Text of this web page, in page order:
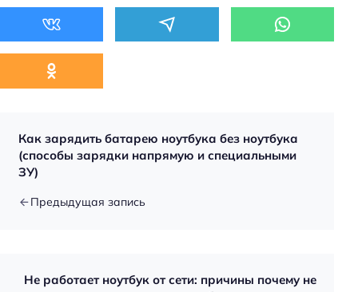
Как зарядить батарею ноутбука без ноутбука
(способы зарядки напрямую и специальными
ЗУ)
Предыдущая запись
Не работает ноутбук от сети: причины почему не